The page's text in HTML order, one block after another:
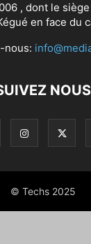
, dont le
en face du
nous:
NOUS
© Techs 2025